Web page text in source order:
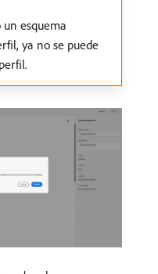
un esquema
ya no se puede